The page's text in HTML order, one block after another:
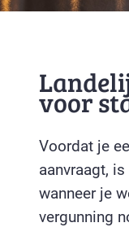
voor
Voordat je
aanvraagt,
wanneer je
vergunning